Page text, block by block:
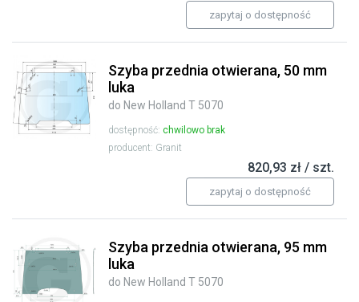
zapytaj o dostępność
Szyba przednia otwierana, 50 mm
luka
do New Holland T 5070
dostępność: chwilowo brak
producent: Granit
820,93 zł / szt.
zapytaj o dostępność
Szyba przednia otwierana, 95 mm
luka
do New Holland T 5070